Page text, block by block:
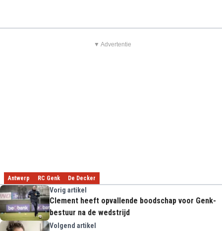
▼ Advertentie
Antwerp RC Genk De Decker
Vorig artikel
Clement heeft opvallende boodschap voor Genk-
bestuur na de wedstrijd
Volgend artikel